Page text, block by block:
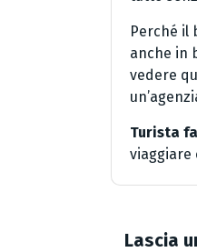
Perché il
anche in
vedere
Turista
viaggiare
Lascia